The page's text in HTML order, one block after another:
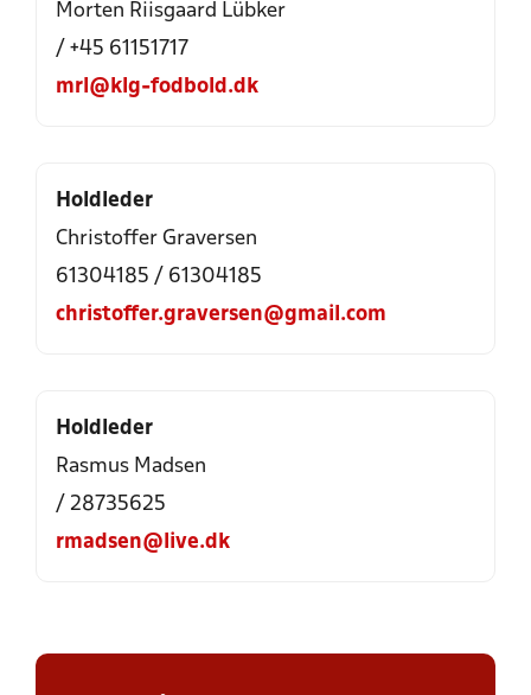
Morten Riisgaard Lübker
/ +45 61151717
mrl@klg-fodbold.dk
Holdleder
Christoffer Graversen
61304185 / 61304185
christoffer.graversen@gmail.com
Holdleder
Rasmus Madsen
/ 28735625
rmadsen@live.dk